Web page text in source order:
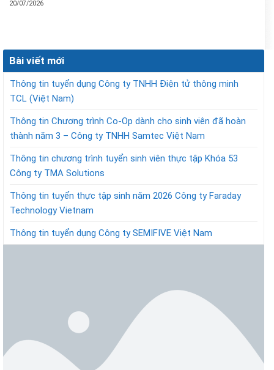
20/07/2026
Bài viết mới
Thông tin tuyển dụng Công ty TNHH Điện tử thông minh
TCL (Việt Nam)
Thông tin Chương trình Co-Op dành cho sinh viên đã hoàn
thành năm 3 – Công ty TNHH Samtec Việt Nam
Thông tin chương trình tuyển sinh viên thực tập Khóa 53
Công ty TMA Solutions
Thông tin tuyển thực tập sinh năm 2026 Công ty Faraday
Technology Vietnam
Thông tin tuyển dụng Công ty SEMIFIVE Việt Nam